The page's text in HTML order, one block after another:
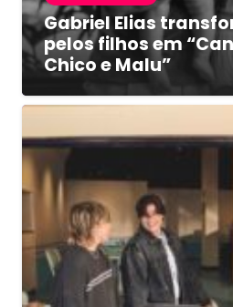
Gabriel Elias
pelos filhos em
Chico e Malu”